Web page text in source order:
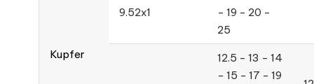
Kupfer
9.52x1
- 19 - 20 -
25
12.5 - 13 - 14
- 15 - 17 - 19